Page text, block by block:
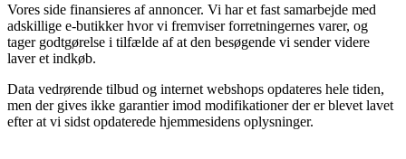
Vores side finansieres af annoncer. Vi har et fast samarbejde med
adskillige e-butikker hvor vi fremviser forretningernes varer, og
tager godtgørelse i tilfælde af at den besøgende vi sender videre
laver et indkøb.
Data vedrørende tilbud og internet webshops opdateres hele tiden,
men der gives ikke garantier imod modifikationer der er blevet lavet
efter at vi sidst opdaterede hjemmesidens oplysninger.